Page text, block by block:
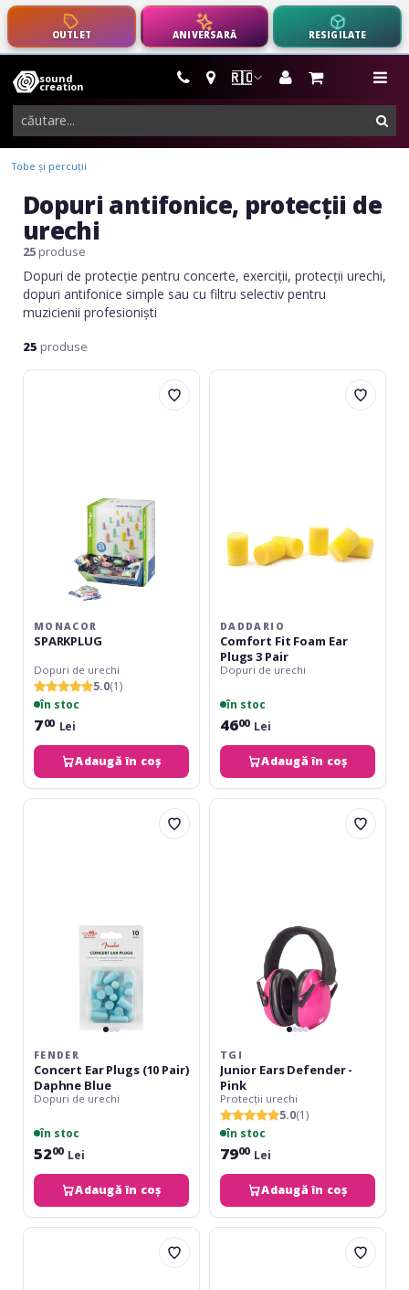
OUTLET ANIVERSARĂ RESIGILATE
🇷🇴
sound
creation
instrumente
muzicale,
echipamente
pro-
audio
Tobe și percuții
Dopuri antifonice, protecții de
urechi
25 produse
Dopuri de protecție pentru concerte, exerciții, protecții urechi,
dopuri antifonice simple sau cu filtru selectiv pentru
muzicienii profesioniști
25 produse
Monacor
MONACOR
SPARKPLUG
Dopuri de urechi
5.0(1)
în stoc
700 Lei
Adaugă în coș
Daddario
DADDARIO
Comfort Fit Foam Ear
Plugs 3 Pair
Dopuri de urechi
în stoc
4600 Lei
Adaugă în coș
Fender
FENDER
Concert Ear Plugs (10 Pair)
Daphne Blue
Dopuri de urechi
în stoc
5200 Lei
Adaugă în coș
TGI
TGI
Junior Ears Defender -
Pink
Protecții urechi
5.0(1)
în stoc
7900 Lei
Adaugă în coș
Alpine
Alpine